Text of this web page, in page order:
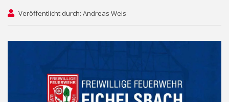
Veröffentlicht durch: Andreas Weis